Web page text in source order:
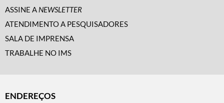
ASSINE A NEWSLETTER
ATENDIMENTO A PESQUISADORES
SALA DE IMPRENSA
TRABALHE NO IMS
ENDEREÇOS